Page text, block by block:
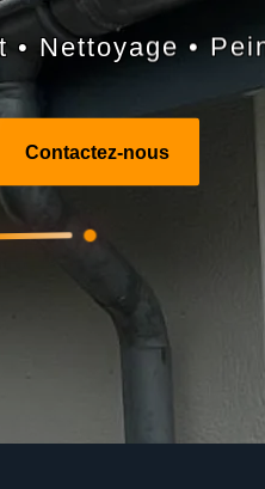
• Nettoyage •
Contactez-nous